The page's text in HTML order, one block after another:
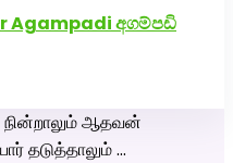
Agampadi අගම්පඩි
ஆதவன்
தடுத்தாலும் …